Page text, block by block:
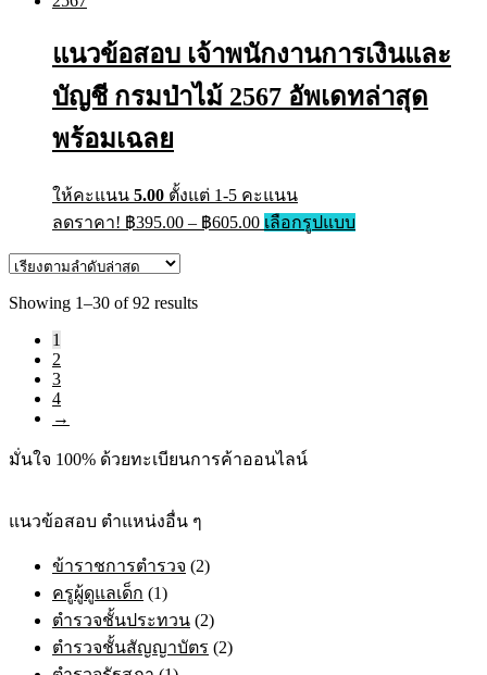
The
options
may
be
แนวข้อสอบ เจ้าพนักงานการเงินและ
บัญชี กรมป่าไม้ 2567 อัพเดทล่าสุด
พร้อมเฉลย
ให้คะแนน 5.00 ตั้งแต่ 1-5 คะแนน
ลดราคา! ฿395.00 – ฿605.00Price
range:
เลือกรูปแบบThis
product
Showing 1–30 of 92 resultsSorted
1
2
3
4
→
มั่นใจ 100% ด้วยทะเบียนการค้าออนไลน์
แนวข้อสอบ ตำแหน่งอื่น ๆ
ข้าราชการตำรวจ (2)
ครูผู้ดูแลเด็ก (1)
ตำรวจชั้นประทวน (2)
ตำรวจชั้นสัญญาบัตร (2)